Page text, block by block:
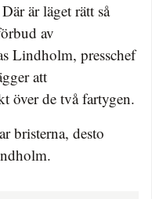
är läget rätt så
av
Lindholm, presschef
att
över de två fartygen.
bristerna, desto